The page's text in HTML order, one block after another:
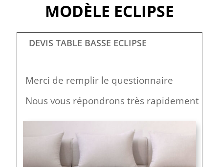
MODÈLE ECLIPSE
DEVIS TABLE BASSE ECLIPSE
Merci de remplir le questionnaire
Nous vous répondrons très rapidement